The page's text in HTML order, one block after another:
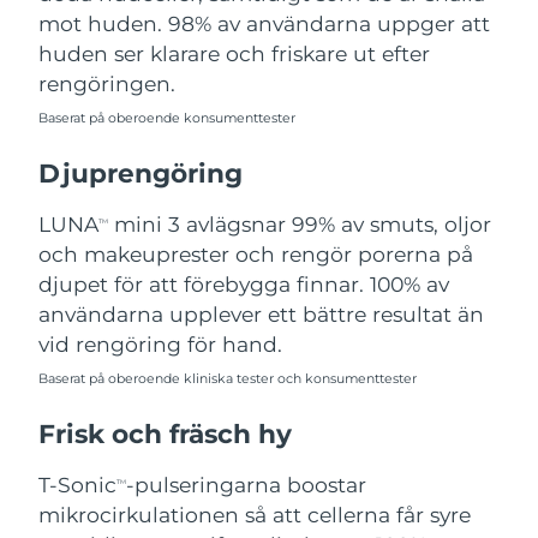
mot huden. 98% av användarna uppger att
huden ser klarare och friskare ut efter
rengöringen.
Baserat på oberoende konsumenttester
Djuprengöring
LUNATM
mini 3 avlägsnar 99% av smuts, oljor
och makeuprester och rengör porerna på
djupet för att förebygga finnar. 100% av
användarna upplever ett bättre resultat än
vid rengöring för hand.
Baserat på oberoende kliniska tester och konsumenttester
Frisk och fräsch hy
T-SonicTM-pulseringarna boostar
mikrocirkulationen så att cellerna får syre
Filippinerna Förväntad leverans14/08/2026
Polen
Qatar Förväntad leverans 12/08/2026
Réunion Förväntad leverans16/08/2026
Rumänien Förväntad leverans11/08/2026
Ryssland Förväntad leverans
Saudiarabien Förväntad leverans